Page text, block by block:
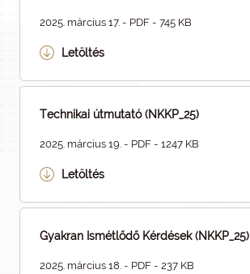
2025. március 17. - PDF - 745 KB
Letöltés
Technikai útmutató (NKKP_25)
2025. március 19. - PDF - 1247 KB
Letöltés
Gyakran Ismétlődő Kérdések (NKKP_25)
2025. március 18. - PDF - 237 KB